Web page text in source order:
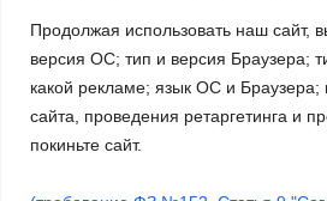
Продолжая использовать наш сайт,
версия ОС; тип и версия Браузера;
какой рекламе; язык ОС и Браузера;
сайта, проведения ретаргетинга и
покиньте сайт.